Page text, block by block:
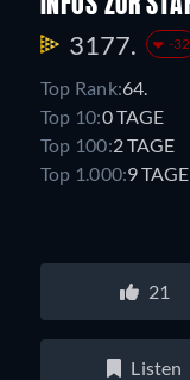
INFOS ZUR
3177. -32
Top Rank:64.
Top 10:0 TAGE
Top 100:2 TAGE
Top 1.000:9 TAGE
21
Listen